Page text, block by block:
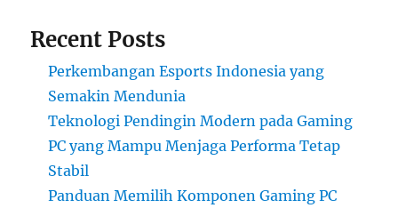
Recent Posts
Perkembangan Esports Indonesia yang
Semakin Mendunia
Teknologi Pendingin Modern pada Gaming
PC yang Mampu Menjaga Performa Tetap
Stabil
Panduan Memilih Komponen Gaming PC